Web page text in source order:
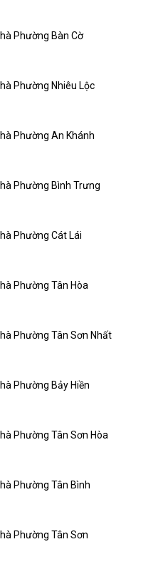
Phường Bàn Cờ
Phường Nhiêu Lộc
Phường An Khánh
Phường Bình Trưng
Phường Cát Lái
Phường Tân Hòa
Phường Tân Sơn Nhất
Phường Bảy Hiền
Phường Tân Sơn Hòa
Phường Tân Bình
Phường Tân Sơn